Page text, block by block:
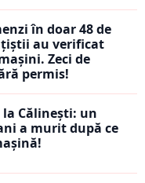
în doar 48 de
au verificat
Zeci de
permis!
la Călinești: un
a murit după ce